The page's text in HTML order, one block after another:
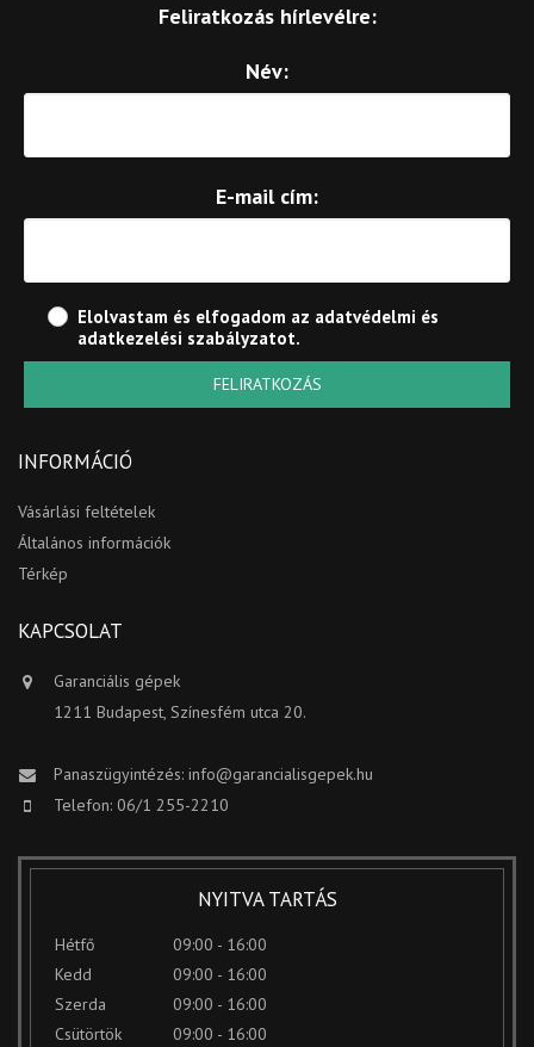
Feliratkozás hírlevélre:
Név:
E-mail cím:
Elolvastam és elfogadom az adatvédelmi és
adatkezelési szabályzatot.
FELIRATKOZÁS
INFORMÁCIÓ
Vásárlási feltételek
Általános információk
Térkép
KAPCSOLAT
Garanciális gépek
1211 Budapest, Színesfém utca 20.
Panaszügyintézés: info@garancialisgepek.hu
Telefon: 06/1 255-2210
NYITVA TARTÁS
Hétfő
09:00 - 16:00
Kedd
09:00 - 16:00
Szerda
09:00 - 16:00
Csütörtök
09:00 - 16:00